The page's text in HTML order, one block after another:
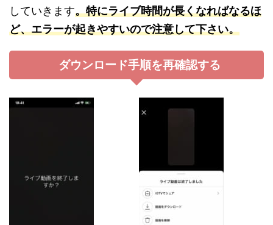
していきます。特にライブ時間が長くなればなるほ
ど、エラーが起きやすいので注意して下さい。
ダウンロード手順を再確認する